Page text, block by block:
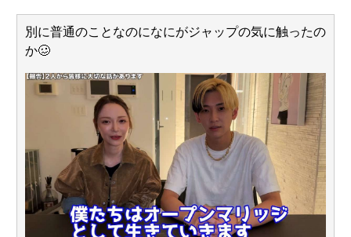
呂グッズの準備しとけよ」寝起きの私「知るかボケ」兄嫁
「キィィィィー！！！！」私「あ…」 NEW!
【物議】King Gnuの「やる気ない」宣伝動画に批判殺到→
【続報】三山凌輝、花乃まりあと懲りずに密会継続→ガル
民「もう何回目だよ」総ツッコミｗｗｗ
NEW!
元AKB社長、22億円申告漏れ 乃木坂46運営会社の株式を
パチンコ京楽産業に譲渡【ノース・リバー】【窪田康志】
元AKB社長、22億円申告漏れ 乃木坂46運営会社の株式を
パチンコ京楽産業に譲渡【ノース・リバー】【窪田康志】
別に普通のことなのになにがジャップの気に触ったの
か🥴